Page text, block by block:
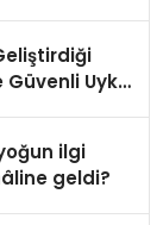
Güvenli Uyku
ilgi
geldi?